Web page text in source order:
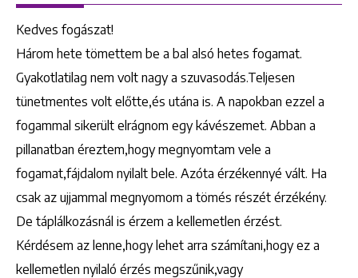
Kedves fogászat!
Három hete tömettem be a bal alsó hetes fogamat.
Gyakotlatilag nem volt nagy a szuvasodás.Teljesen
tünetmentes volt előtte,és utána is. A napokban ezzel a
fogammal sikerült elrágnom egy kávészemet. Abban a
pillanatban éreztem,hogy megnyomtam vele a
fogamat,fájdalom nyilalt bele. Azóta érzékennyé vált. Ha
csak az ujjammal megnyomom a tömés részét érzékény.
De táplálkozásnál is érzem a kellemetlen érzést.
Kérdésem az lenne,hogy lehet arra számítani,hogy ez a
kellemetlen nyilaló érzés megszűnik,vagy